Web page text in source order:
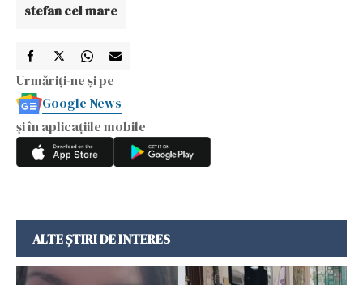
stefan cel mare
Urmăriți-ne și pe
Google News
și în aplicațiile mobile
ALTE ȘTIRI DE INTERES